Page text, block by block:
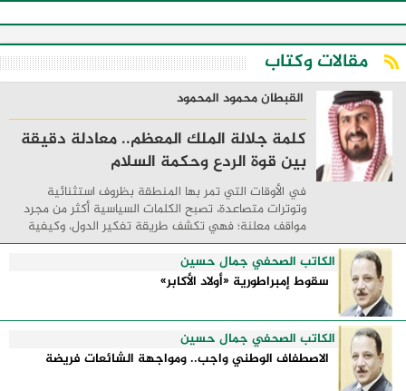
مقالات وكتاب
القبطان محمود المحمود
كلمة جلالة الملك المعظم.. معادلة دقيقة
بين قوة الردع وحكمة السلام
في الأوقات التي تمر بها المنطقة بظروف استثنائية
وتوترات متصاعدة، تصبح الكلمات السياسية أكثر من مجرد
مواقف معلنة؛ فهي تكشف طريقة تفكير الدول، وكيفية
إدارتها للأزمات، والحدود التي تفصل بين القوة ...
الكاتب الصحفي جمال حسين
سقوط إمبراطورية «أولاد الأكابر»
الكاتب الصحفي جمال حسين
الاصطفاف الوطني واجب.. ومواجهة الشائعات فريضة